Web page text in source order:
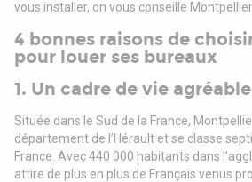
à la collaboration. Un espace de
optimise l'organisation, tandis qu'une
cuisine invite à la pause.
Pour plus de commodité, une toilette
également disponible, idéale pour les
déplacement ou les journées
agencé, où productivité et bien-être se
vous installer, on vous conseille
4 bonnes raisons de
pour louer ses bureaux
1. Un cadre de vie agréable
Située dans le Sud de la France,
département de l’Hérault et se classe
France. Avec 440 000 habitants dans
attire de plus en plus de Français venus